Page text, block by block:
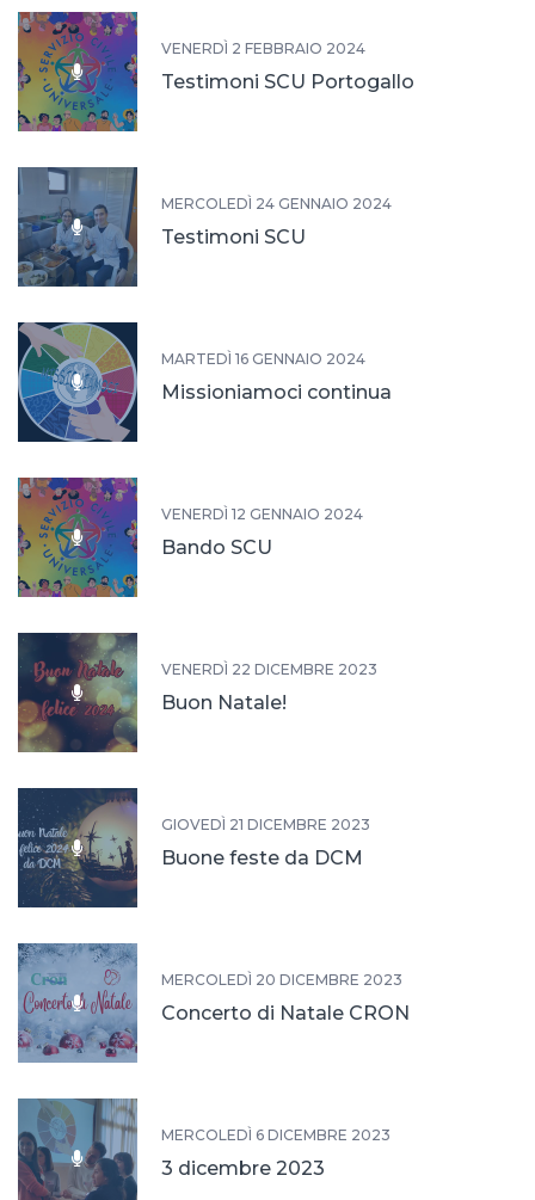
VENERDÌ 2 FEBBRAIO 2024
Testimoni SCU Portogallo
MERCOLEDÌ 24 GENNAIO 2024
Testimoni SCU
MARTEDÌ 16 GENNAIO 2024
Missioniamoci continua
VENERDÌ 12 GENNAIO 2024
Bando SCU
VENERDÌ 22 DICEMBRE 2023
Buon Natale!
GIOVEDÌ 21 DICEMBRE 2023
Buone feste da DCM
MERCOLEDÌ 20 DICEMBRE 2023
Concerto di Natale CRON
MERCOLEDÌ 6 DICEMBRE 2023
3 dicembre 2023